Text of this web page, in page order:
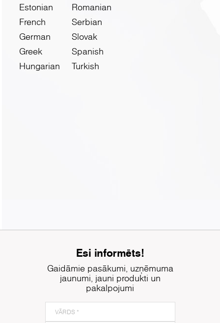
Estonian
French
German
Greek
Hungarian
Romanian
Serbian
Slovak
Spanish
Turkish
Esi informēts!
Gaidāmie pasākumi, uzņēmuma
jaunumi, jauni produkti un
pakalpojumi